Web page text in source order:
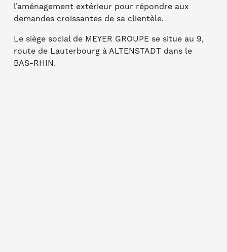
l’aménagement extérieur pour répondre aux
demandes croissantes de sa clientèle.
Le siège social de MEYER GROUPE se situe au 9,
route de Lauterbourg à ALTENSTADT dans le
BAS-RHIN.